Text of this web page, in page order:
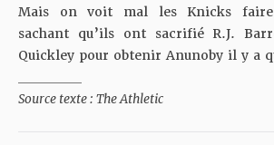
Mais on voit mal les Knicks
sachant qu’ils ont sacrifié R.J.
Quickley pour obtenir Anunoby il y a
Source texte : The Athletic